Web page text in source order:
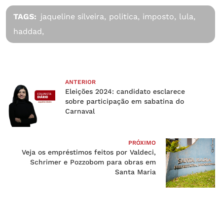
TAGS: jaqueline silveira, politica, imposto, lula,
haddad,
ANTERIOR
Eleições 2024: candidato esclarece
sobre participação em sabatina do
Carnaval
PRÓXIMO
Veja os empréstimos feitos por Valdeci,
Schrimer e Pozzobom para obras em
Santa Maria